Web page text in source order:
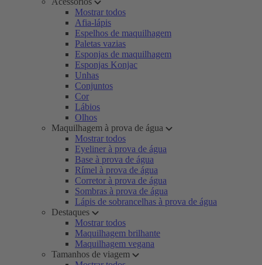
Mostrar todos
Afia-lápis
Espelhos de maquilhagem
Paletas vazias
Esponjas de maquilhagem
Esponjas Konjac
Unhas
Conjuntos
Cor
Lábios
Olhos
Maquilhagem à prova de água
Mostrar todos
Eyeliner à prova de água
Base à prova de água
Rímel à prova de água
Corretor à prova de água
Sombras à prova de água
Lápis de sobrancelhas à prova de água
Destaques
Mostrar todos
Maquilhagem brilhante
Maquilhagem vegana
Tamanhos de viagem